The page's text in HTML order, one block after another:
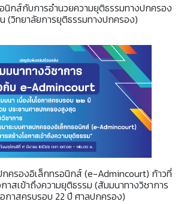
นิกส์กับการอำนวยความยุติธรรมทางปกครอง
(วิทยาลัยการยุติธรรมทางปกครอง)
ครองอิเล็กทรอนิกส์ (e-Admincourt) ก้าวที่
าสเข้าถึงความยุติธรรม (สัมมนาทางวิชาการ
อกาสครบรอบ 22 ปี ศาลปกครอง)